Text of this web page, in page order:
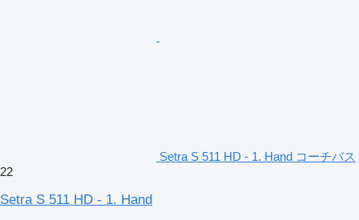
Setra S 511 HD - 1. Hand コーチバス
22
Setra S 511 HD - 1. Hand